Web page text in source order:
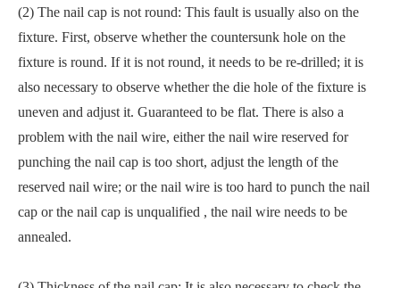
(2) The nail cap is not round: This fault is usually also on the
fixture. First, observe whether the countersunk hole on the
fixture is round. If it is not round, it needs to be re-drilled; it is
also necessary to observe whether the die hole of the fixture is
uneven and adjust it. Guaranteed to be flat. There is also a
problem with the nail wire, either the nail wire reserved for
punching the nail cap is too short, adjust the length of the
reserved nail wire; or the nail wire is too hard to punch the nail
cap or the nail cap is unqualified , the nail wire needs to be
annealed.